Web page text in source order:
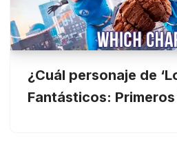
¿Cuál personaje de
Fantásticos: Primeros